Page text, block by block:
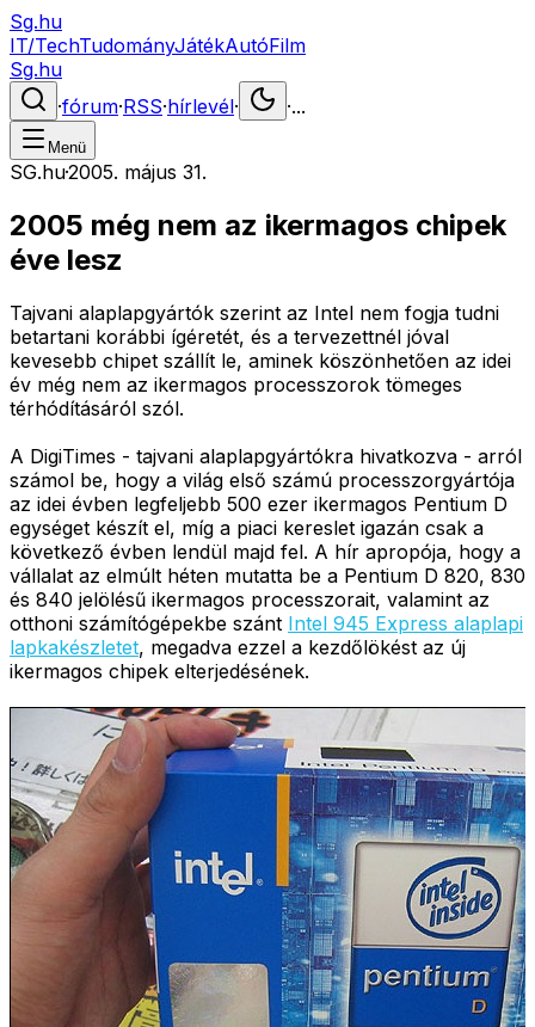
Sg.hu
IT/TechTudományJátékAutóFilm
Sg.hu
·fórum·RSS·hírlevél· ·...
Menü
SG.hu·2005. május 31.
2005 még nem az ikermagos chipek
éve lesz
Tajvani alaplapgyártók szerint az Intel nem fogja tudni
betartani korábbi ígéretét, és a tervezettnél jóval
kevesebb chipet szállít le, aminek köszönhetően az idei
év még nem az ikermagos processzorok tömeges
térhódításáról szól.
A DigiTimes - tajvani alaplapgyártókra hivatkozva - arról
számol be, hogy a világ első számú processzorgyártója
az idei évben legfeljebb 500 ezer ikermagos Pentium D
egységet készít el, míg a piaci kereslet igazán csak a
következő évben lendül majd fel. A hír apropója, hogy a
vállalat az elmúlt héten mutatta be a Pentium D 820, 830
és 840 jelölésű ikermagos processzorait, valamint az
otthoni számítógépekbe szánt Intel 945 Express alaplapi
lapkakészletet, megadva ezzel a kezdőlökést az új
ikermagos chipek elterjedésének.